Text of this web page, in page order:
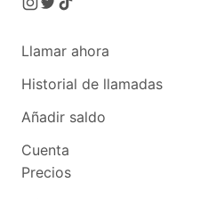
Llamar ahora
Historial de llamadas
Añadir saldo
Cuenta
Precios